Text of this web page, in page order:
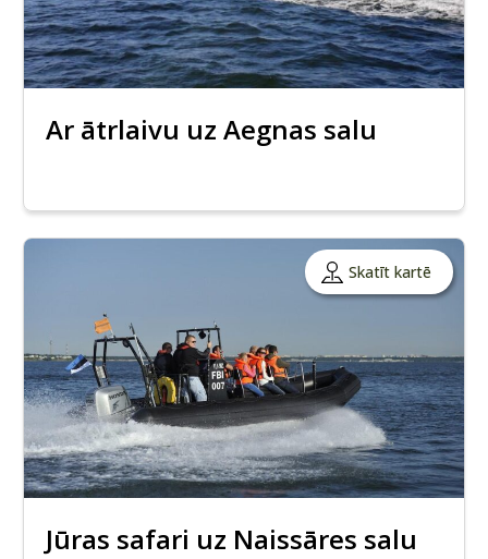
Ar ātrlaivu uz Aegnas salu
Skatīt kartē
Jūras safari uz Naissāres salu